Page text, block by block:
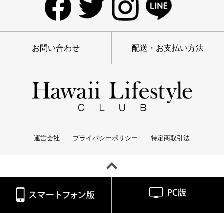
お問い合わせ 配送・お支払い方法
運営会社 プライバシーポリシー 特定商取引法